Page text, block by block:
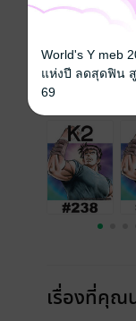
ความยาว
เล่มอื่นๆ ใน
เรื่องที่คุณ
World's Y meb
แห่งปี ลดสุดฟิน
69